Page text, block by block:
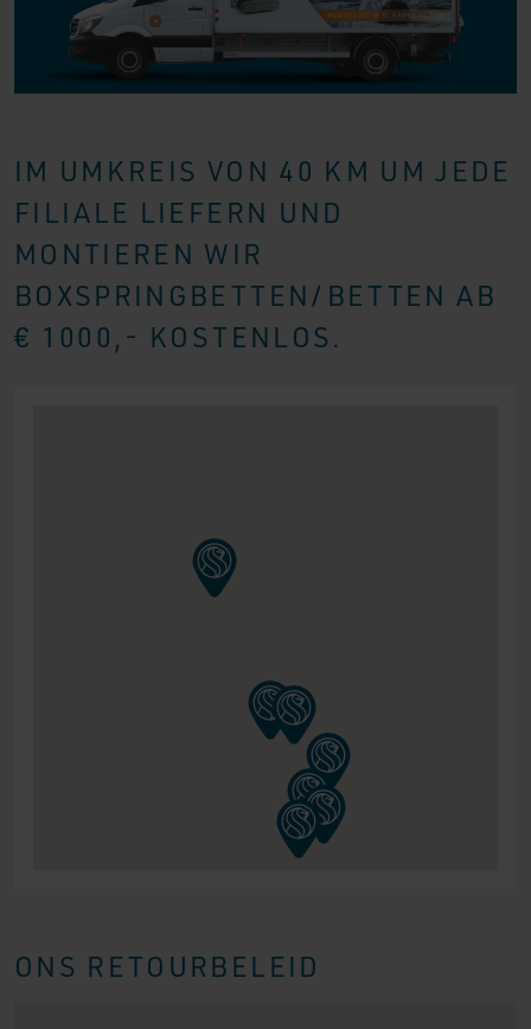
IM UMKREIS VON 40 KM UM JEDE
FILIALE LIEFERN UND
MONTIEREN WIR
BOXSPRINGBETTEN/BETTEN AB
€ 1000,- KOSTENLOS.
ONS RETOURBELEID